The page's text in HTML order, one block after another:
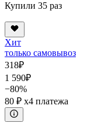
Купили 35 раз
Хит
только самовывоз
318₽
1 590₽
−80%
80 ₽ x4 платежа